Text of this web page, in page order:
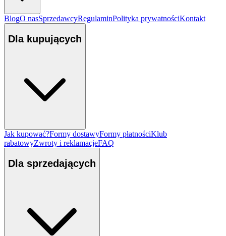
BlogO nasSprzedawcyRegulaminPolityka prywatnościKontakt
Dla kupujących
Jak kupować?Formy dostawyFormy płatnościKlub
rabatowyZwroty i reklamacjeFAQ
Dla sprzedających